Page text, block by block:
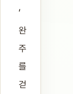
‘
완
주
를
걷